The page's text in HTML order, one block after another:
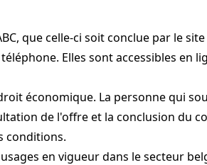
que celle-ci soit conclue par le
Elles sont accessibles en
économique. La personne qui
de l'offre et la conclusion du
conditions.
en vigueur dans le secteur